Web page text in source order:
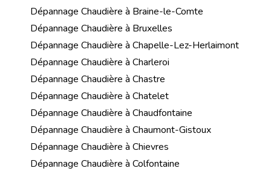
Dépannage Chaudière à Braine-le-Comte
Dépannage Chaudière à Bruxelles
Dépannage Chaudière à Chapelle-Lez-Herlaimont
Dépannage Chaudière à Charleroi
Dépannage Chaudière à Chastre
Dépannage Chaudière à Chatelet
Dépannage Chaudière à Chaudfontaine
Dépannage Chaudière à Chaumont-Gistoux
Dépannage Chaudière à Chievres
Dépannage Chaudière à Colfontaine